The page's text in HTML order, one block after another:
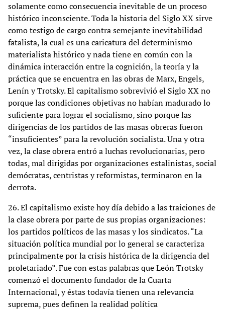
solamente como consecuencia inevitable de un proceso
histórico inconsciente. Toda la historia del Siglo XX sirve
como testigo de cargo contra semejante inevitabilidad
fatalista, la cual es una caricatura del determinismo
materialista histórico y nada tiene en común con la
dinámica interacción entre la cognición, la teoría y la
práctica que se encuentra en las obras de Marx, Engels,
Lenín y Trotsky. El capitalismo sobrevivió el Siglo XX no
porque las condiciones objetivas no habían madurado lo
suficiente para lograr el socialismo, sino porque las
dirigencias de los partidos de las masas obreras fueron
“insuficientes” para la revolución socialista. Una y otra
vez, la clase obrera entró a luchas revolucionarias, pero
todas, mal dirigidas por organizaciones estalinistas, social
demócratas, centristas y reformistas, terminaron en la
derrota.
26. El capitalismo existe hoy día debido a las traiciones de
la clase obrera por parte de sus propias organizaciones:
los partidos políticos de las masas y los sindicatos. “La
situación política mundial por lo general se caracteriza
principalmente por la crisis histórica de la dirigencia del
proletariado”. Fue con estas palabras que León Trotsky
comenzó el documento fundador de la Cuarta
Internacional, y éstas todavía tienen una relevancia
suprema, pues definen la realidad política